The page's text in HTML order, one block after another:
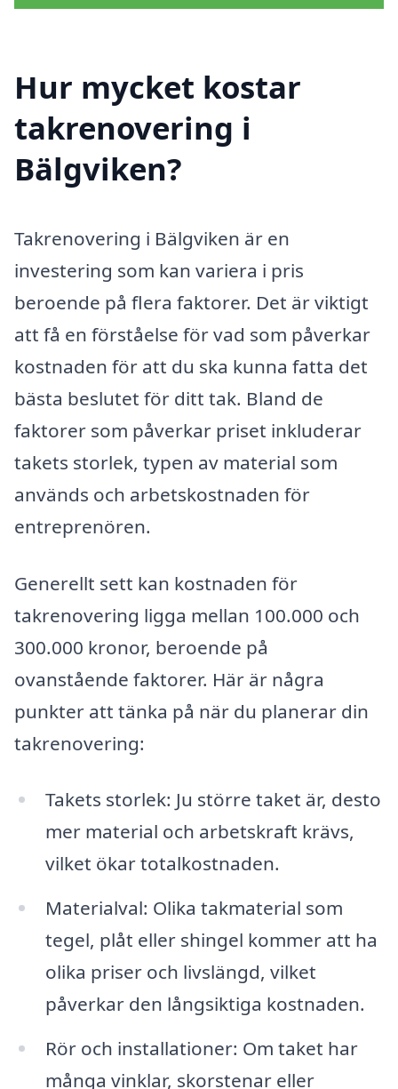
Hur mycket kostar
takrenovering i
Bälgviken?
Takrenovering i Bälgviken är en
investering som kan variera i pris
beroende på flera faktorer. Det är viktigt
att få en förståelse för vad som påverkar
kostnaden för att du ska kunna fatta det
bästa beslutet för ditt tak. Bland de
faktorer som påverkar priset inkluderar
takets storlek, typen av material som
används och arbetskostnaden för
entreprenören.
Generellt sett kan kostnaden för
takrenovering ligga mellan 100.000 och
300.000 kronor, beroende på
ovanstående faktorer. Här är några
punkter att tänka på när du planerar din
takrenovering:
Takets storlek: Ju större taket är, desto
mer material och arbetskraft krävs,
vilket ökar totalkostnaden.
Materialval: Olika takmaterial som
tegel, plåt eller shingel kommer att ha
olika priser och livslängd, vilket
påverkar den långsiktiga kostnaden.
Rör och installationer: Om taket har
många vinklar, skorstenar eller